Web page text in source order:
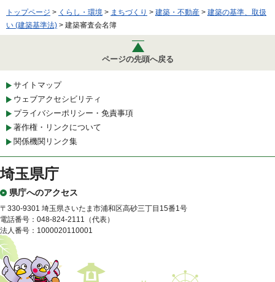
トップページ > くらし・環境 > まちづくり > 建築・不動産 > 建築の基準、取扱
い (建築基準法) > 建築審査会名簿
ページの先頭へ戻る
サイトマップ
ウェブアクセシビリティ
プライバシーポリシー・免責事項
著作権・リンクについて
関係機関リンク集
埼玉県庁
県庁へのアクセス
〒330-9301 埼玉県さいたま市浦和区高砂三丁目15番1号
電話番号：048-824-2111（代表）
法人番号：1000020110001